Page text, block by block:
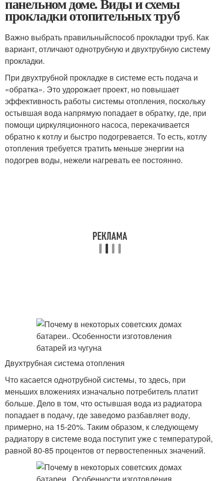
прокладки отопительных труб
Важно выбрать правильныйспособ прокладки труб. Как
вариант, отличают однотрубную и двухтрубную систему
прокладки.
При двухтрубной прокладке в системе есть подача и
«обратка». Это удорожает проект, но повышает
эффективность работы системы отопления, поскольку
остывшая вода напрямую попадает в обратку, где, при
помощи циркуляционного насоса, перекачивается
обратно к котлу и быстро подогревается. То есть, котлу
отопления требуется тратить меньше энергии на
подогрев воды, нежели нагревать ее постоянно.
Двухтрубная система отопления
Что касается однотрубной системы, то здесь, при
меньших вложениях изначально потребитель платит
больше. Дело в том, что остывшая вода из радиатора
попадает в подачу, где заведомо разбавляет воду,
примерно, на 15-20%. Таким образом, к следующему
радиатору в системе вода поступит уже с температурой,
равной 80-85 процентов от первостепенных значений.